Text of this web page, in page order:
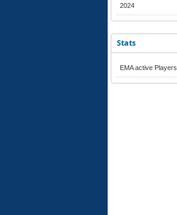
2024
Stats
EMA active Players